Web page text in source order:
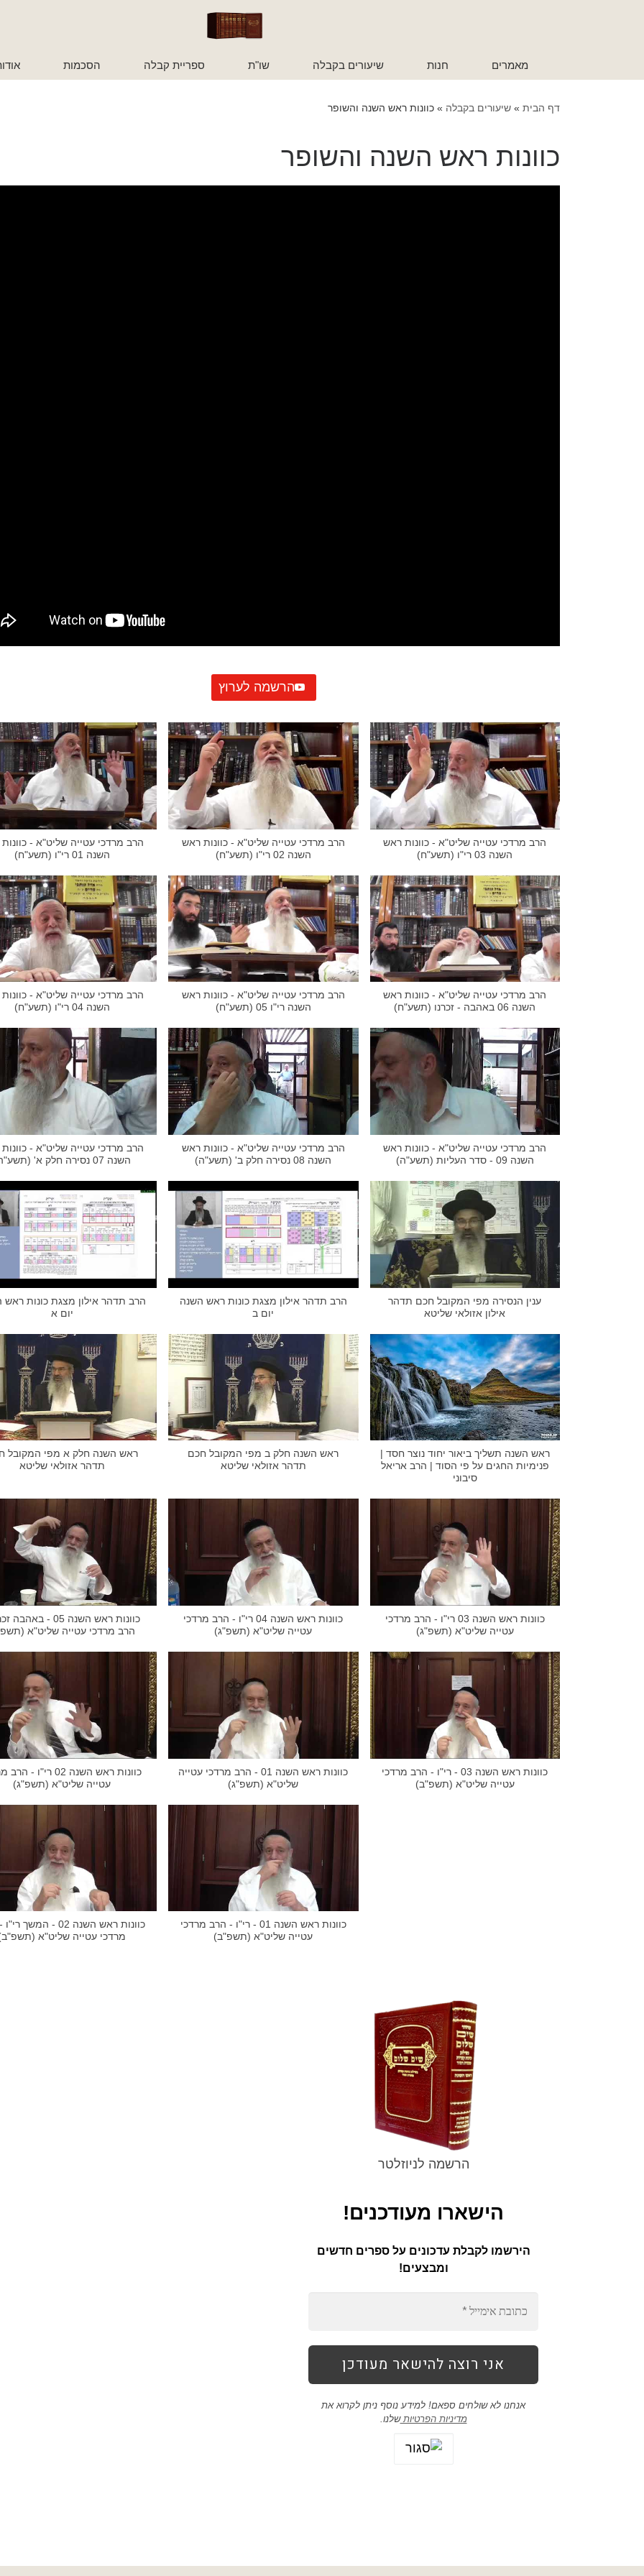
מאמרים חנות שיעורים בקבלה שו"ת ספריית קבלה הסכמות
דף הבית » שיעורים בקבלה » כוונות ראש השנה והשופר
כוונות ראש השנה והשופר
הרשמה לערוץ
הרב מרדכי עטייה שליט"א -
השנה 01 רי"ו (תשע"ח)
הרב מרדכי עטייה שליט"א - כוונות ראש
השנה 02 רי"ו (תשע"ח)
הרב מרדכי עטייה שליט"א - כוונות ראש
השנה 03 רי"ו (תשע"ח)
הרב מרדכי עטייה שליט"א -
השנה 04 רי"ו (תשע"ח)
הרב מרדכי עטייה שליט"א - כוונות ראש
השנה רי"ו 05 (תשע"ח)
הרב מרדכי עטייה שליט"א - כוונות ראש
השנה 06 באהבה - זכרנו (תשע"ח)
הרב מרדכי עטייה שליט"א -
השנה 07 נסירה חלק א' (תשע"ה)
הרב מרדכי עטייה שליט"א - כוונות ראש
השנה 08 נסירה חלק ב' (תשע"ה)
הרב מרדכי עטייה שליט"א - כוונות ראש
השנה 09 - סדר העליות (תשע"ה)
הרב תדהר אילון מצגת כונות ראש
יום א
הרב תדהר אילון מצגת כונות ראש השנה
יום ב
ענין הנסירה מפי המקובל חכם תדהר
אילון אזולאי שליטא
ראש השנה חלק א מפי המקובל
תדהר אזולאי שליטא
ראש השנה חלק ב מפי המקובל חכם
תדהר אזולאי שליטא
ראש השנה תשליך ביאור יחוד נוצר חסד |
פנימיות החגים על פי הסוד | הרב אריאל
סיבוני
כוונות ראש השנה 05 -
הרב מרדכי עטייה שליט"א
כוונות ראש השנה 04 רי"ו - הרב מרדכי
עטייה שליט"א (תשפ"ג)
כוונות ראש השנה 03 רי"ו - הרב מרדכי
עטייה שליט"א (תשפ"ג)
כוונות ראש השנה 02 רי"ו -
עטייה שליט"א (תשפ"ג)
כוונות ראש השנה 01 - הרב מרדכי עטייה
שליט"א (תשפ"ג)
כוונות ראש השנה 03 - רי"ו - הרב מרדכי
עטייה שליט"א (תשפ"ב)
כוונות ראש השנה 02 -
מרדכי עטייה שליט"א
כוונות ראש השנה 01 - רי"ו - הרב מרדכי
עטייה שליט"א (תשפ"ב)
הרשמה לניוזלטר
הישארו מעודכנים!
הירשמו לקבלת עדכונים על ספרים חדשים
ומבצעים!
אנחנו לא שולחים ספאם! למידע נוסף ניתן לקרוא את
מדיניות הפרטיותשלנו.